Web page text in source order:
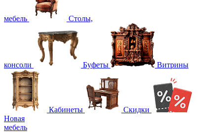
мебель Столы,
консоли Буфеты Витрины
Кабинеты
Скидки
Новая
мебель